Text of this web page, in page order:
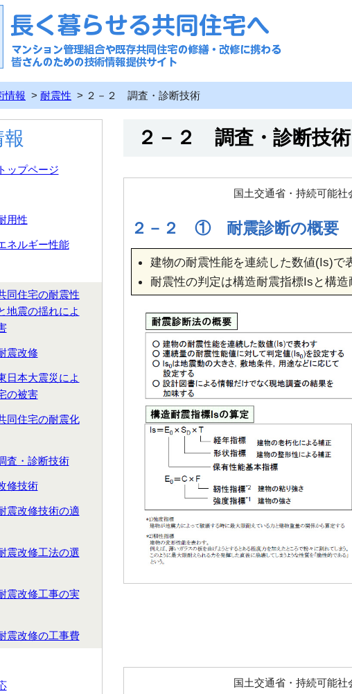
情報 >耐震性 > ２－２ 調査・診断技術
２－２ 調査・診断技術
国土交通省・持続可能
２－２ ① 耐震診断の概要
建物の耐震性能を連続した数値(Is)で
耐震性の判定は構造耐震指標Isと構
国土交通省・持続可能
ップページ
用性
ネルギー性能
同住宅の耐震性
地震の揺れによ
震改修
日本大震災によ
の被害
同住宅の耐震化
査・診断技術
修技術
震改修技術の適
震改修工法の選
震改修工事の実
震改修の工事費